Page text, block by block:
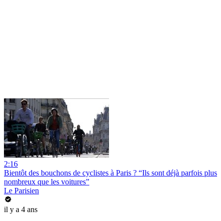
2:16
Bientôt des bouchons de cyclistes à Paris ? “Ils sont déjà parfois plus
nombreux que les voitures”
Le Parisien
il y a 4 ans